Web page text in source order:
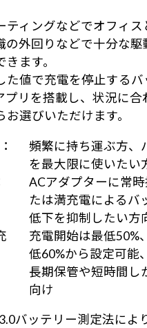
ティングなどでオフィス
の外回りなどで十分な駆
ます。
た値で充電を停止する
プリを搭載し、状況に合
お選びいただけます。
頻繁に持ち運ぶ方、
を最大限に使いたい
ACアダプターに常
たは満充電によるバ
低下を抑制したい方
充電開始は最低50%
低60%から設定可能
長期保管や短時間し
向け
バッテリー測定法によ